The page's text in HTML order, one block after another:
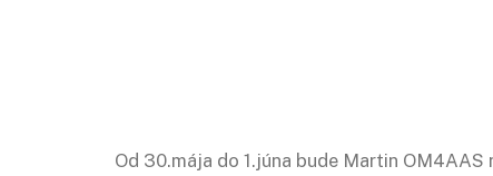
Od 30.mája do 1.júna bude Martin